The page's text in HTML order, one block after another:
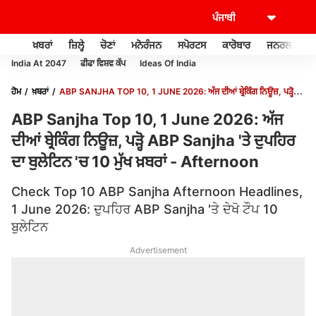
ਖ਼ਬਰਾਂ ਜ਼ਿਲ੍ਹੇ ਚੋਣਾਂ ਮਨੋਰੰਜਨ ਸਪੋਰਟਸ ਕਾਰੋਬਾਰ ਜਨਰਲ ਨੌਲਜ
India At 2047 ਫੀਫਾ ਵਿਸ਼ਵ ਕੱਪ Ideas Of India
ਹੋਮ ਖ਼ਬਰਾਂ
ABP SANJHA TOP 10, 1 JUNE 2026: ਅੱਜ ਦੀਆਂ ਬ੍ਰੇਕਿੰਗ ਨਿਊਜ਼, ਪੜ੍ਹੋ
ABP Sanjha Top 10, 1 June 2026: ਅੱਜ
ਦੀਆਂ ਬ੍ਰੇਕਿੰਗ ਨਿਊਜ਼, ਪੜ੍ਹੋ ABP Sanjha 'ਤੇ ਦੁਪਹਿਰ
ਦਾ ਬੁਲੇਟਿਨ 'ਚ 10 ਮੁੱਖ ਖ਼ਬਰਾਂ - Afternoon
Check Top 10 ABP Sanjha Afternoon Headlines,
1 June 2026: ਦੁਪਹਿਰ ABP Sanjha 'ਤੇ ਦੇਖੋ ਟੌਪ 10
ਬੁਲੇਟਿਨ
Advertisement